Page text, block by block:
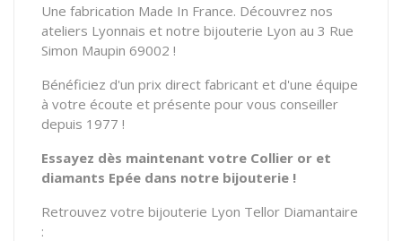
Une fabrication Made In France. Découvrez nos
ateliers Lyonnais et notre bijouterie Lyon au 3 Rue
Simon Maupin 69002 !
Bénéficiez d'un prix direct fabricant et d'une équipe
à votre écoute et présente pour vous conseiller
depuis 1977 !
Essayez dès maintenant votre Collier or et
diamants Epée dans notre bijouterie !
Retrouvez votre bijouterie Lyon Tellor Diamantaire
: